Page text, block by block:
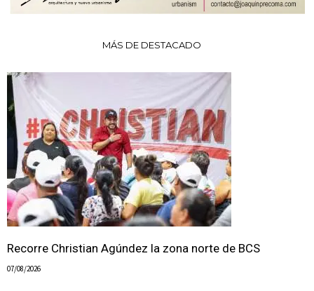
MÁS DE DESTACADO
Recorre Christian Agúndez la zona norte de BCS
07/08/2026